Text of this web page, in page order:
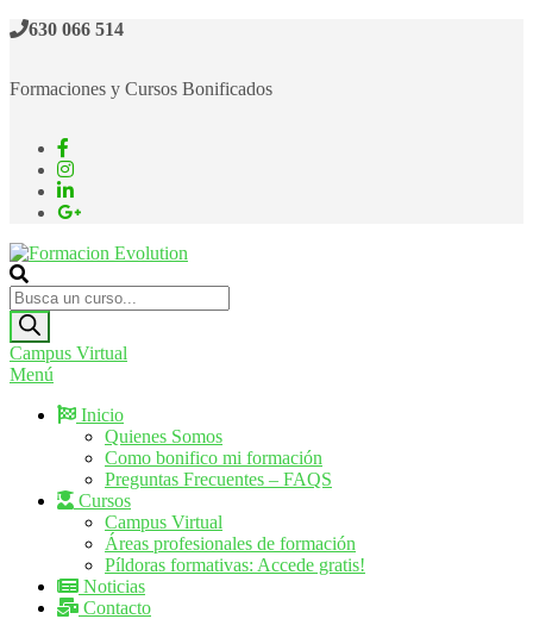
Saltar630 066 514
Formaciones y Cursos Bonificados
Formacion Evolution
Cursos de formación continua
Búsqueda
de
productos
Campus Virtual
Menú
Inicio
Quienes Somos
Como bonifico mi formación
Preguntas Frecuentes – FAQS
Cursos
Campus Virtual
Áreas profesionales de formación
Píldoras formativas: Accede gratis!
Noticias
Contacto